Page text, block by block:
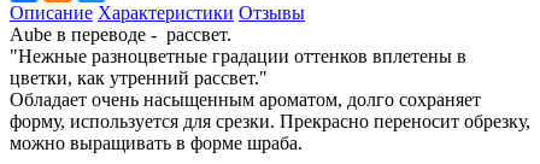
Описание Характеристики Отзывы
Aube в переводе - рассвет.
"Нежные разноцветные градации оттенков вплетены в
цветки, как утренний рассвет."
Обладает очень насыщенным ароматом, долго сохраняет
форму, используется для срезки. Прекрасно переносит обрезку,
можно выращивать в форме шраба.